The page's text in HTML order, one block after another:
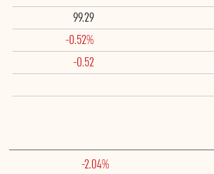
99.29
-0.52%
-0.52
-2.04%